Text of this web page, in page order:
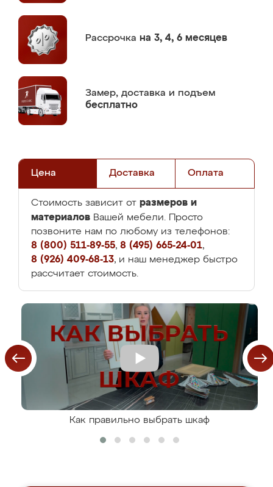
Рассрочка на 3, 4, 6 месяцев
Замер, доставка и подъем
бесплатно
Цена Доставка Оплата
Стоимость зависит от размеров и
материалов Вашей мебели. Просто
позвоните нам по любому из телефонов:
8 (800) 511-89-55, 8 (495) 665-24-01,
8 (926) 409-68-13, и наш менеджер быстро
рассчитает стоимость.
Как правильно выбрать шкаф